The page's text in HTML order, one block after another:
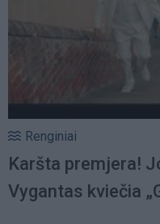
Renginiai
Karšta premjera!
Vygantas kviečia